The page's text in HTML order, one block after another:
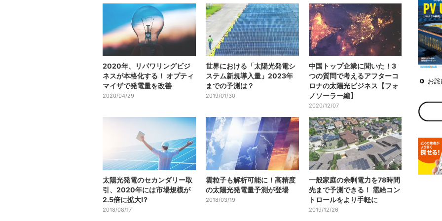
2020年、リパワリングビジ
ネスが本格化する！ オプティ
マイザで発電量を改善
2020/04/29
世界における「太陽光発電シ
ステム新規導入量」2023年
までの予測は？
2019/01/30
中国トップ企業に聞いた！3
つの質問で考えるアフターコ
ロナの太陽光ビジネス【フォ
ノソーラー編】
2020/12/07
太陽光発電のセカンダリー取
引、2020年には市場規模が
2.5倍に拡大!?
2018/08/17
雲粒子も解析可能に！高精度
の太陽光発電量予測が登場
2018/03/19
一般家庭の余剰電力を78時間
先まで予測できる！ 需給コン
トロールをより手軽に
2019/12/26
お